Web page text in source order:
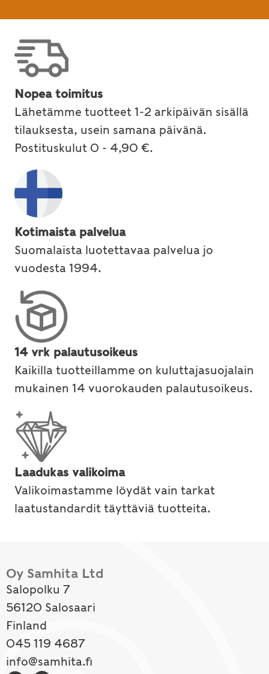
Nopea toimitus
Lähetämme tuotteet 1-2 arkipäivän sisällä
tilauksesta, usein samana päivänä.
Postituskulut 0 - 4,90 €.
Kotimaista palvelua
Suomalaista luotettavaa palvelua jo
vuodesta 1994.
14 vrk palautusoikeus
Kaikilla tuotteillamme on kuluttajasuojalain
mukainen 14 vuorokauden palautusoikeus.
Laadukas valikoima
Valikoimastamme löydät vain tarkat
laatustandardit täyttäviä tuotteita.
Oy Samhita Ltd
Salopolku 7
56120 Salosaari
Finland
045 119 4687
info@samhita.fi